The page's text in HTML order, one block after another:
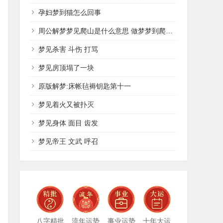
孕妇梦到猫怎么回事
周公解梦梦见爬山是什么意思 做梦梦到爬山代表什么？好不好
梦见杀害 斗伤 打骂
梦见房顶塌了一块
原版解梦:床帐毡褥钥匙第十一
梦见着火又被扑灭
梦见身体 面目 齿发
梦见帝王 文武 呼召
八字精批 流年运势 事业运势 十年大运